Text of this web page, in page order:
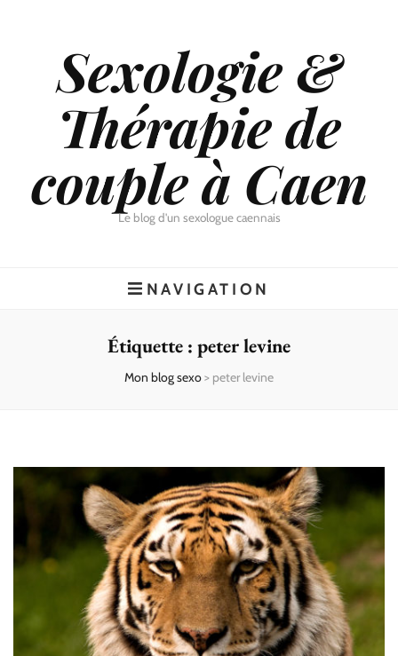
Sexologie &
Thérapie de
couple à Caen
Le blog d'un sexologue caennais
NAVIGATION
Étiquette : peter levine
Mon blog sexo> peter levine